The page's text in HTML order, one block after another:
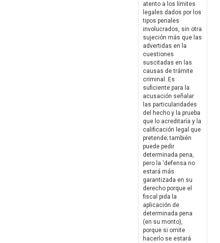
atento a los límites
legales dados por los
tipos penales
involucrados, sin otra
sujeción más que las
advertidas en la
cuestiones
suscitadas en las
causas de trámite
criminal. Es
suficiente para la
acusación señalar
las particularidades
del hecho y la prueba
que lo acreditaría y la
calificación legal que
pretende; también
puede pedir
determinada pena,
pero la ‘defensa no
estará más
garantizada en su
derecho porque el
fiscal pida la
aplicación de
determinada pena
(en su monto),
porque si omite
hacerlo se estará